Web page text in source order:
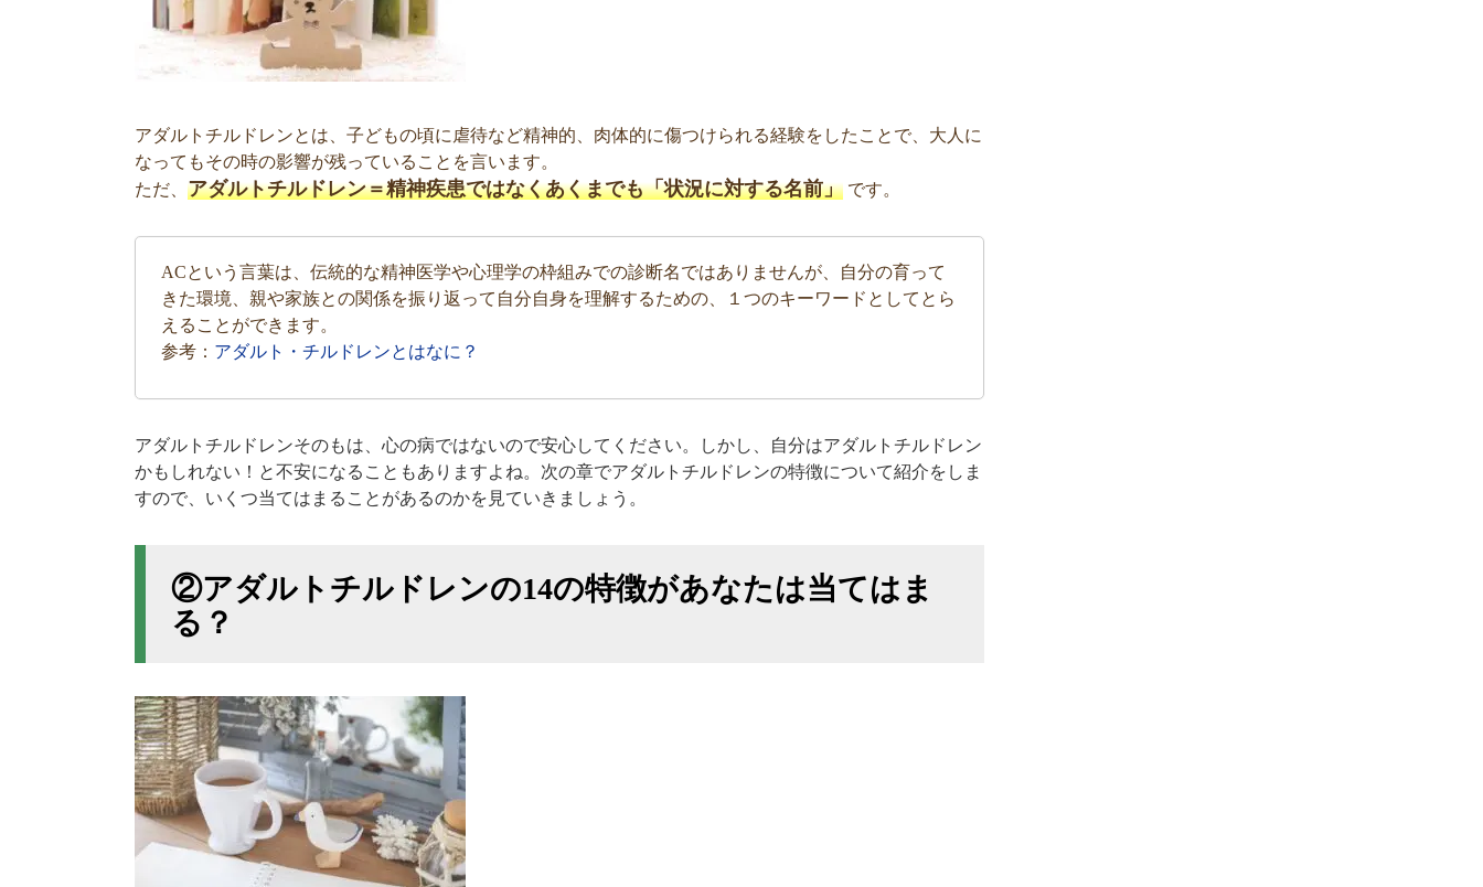
アダルトチルドレンとは、子どもの頃に虐待など精神的、肉体的に傷つけられる経験をしたことで、大人に
なってもその時の影響が残っていることを言います。
ただ、 アダルトチルドレン＝精神疾患ではなくあくまでも「状況に対する名前」 です。
ACという言葉は、伝統的な精神医学や心理学の枠組みでの診断名ではありませんが、自分の育って
きた環境、親や家族との関係を振り返って自分自身を理解するための、１つのキーワードとしてとら
えることができます。
参考： アダルト・チルドレンとはなに？
アダルトチルドレンそのもは、心の病ではないので安心してください。しかし、自分はアダルトチルドレン
かもしれない！と不安になることもありますよね。次の章でアダルトチルドレンの特徴について紹介をしま
すので、いくつ当てはまることがあるのかを見ていきましょう。
②アダルトチルドレンの14の特徴があなたは当てはま
る？